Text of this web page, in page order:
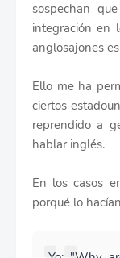
sospechan
integración en
anglosajones
Ello me ha
ciertos
reprendido a
hablar inglés.
En los casos
porqué lo